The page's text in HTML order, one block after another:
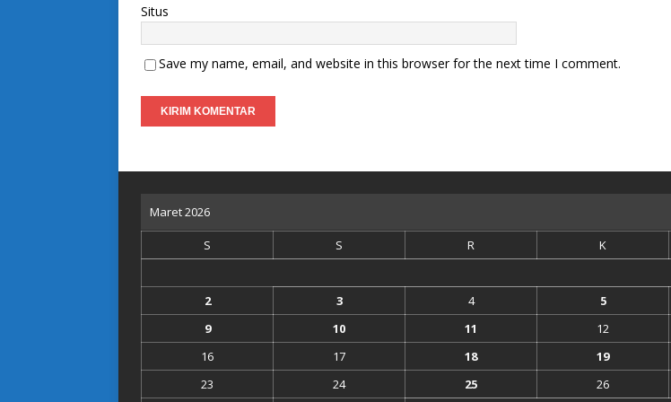
Situs
Save my name, email, and website in this browser for the next time I comment.
Maret 2026
S S R K
2
3 4 5
9
10 11 12
16
17 18 19
23
24 25 26